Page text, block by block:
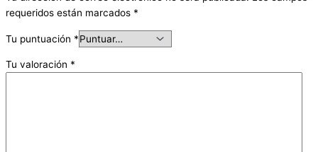
requeridos están marcados *
Tu puntuación *
Tu valoración *